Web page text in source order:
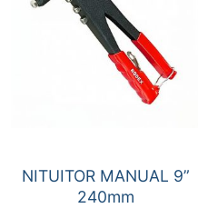
NITUITOR MANUAL 9”
240mm